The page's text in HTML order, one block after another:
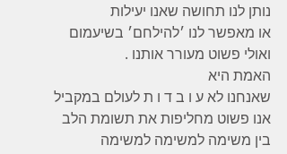
נותן לנו תחושה שאנו יעילות
או מאפשר לנו ׳להילחם׳ בשיעמום
ואולי פשוט מעורר אותנו .
האמת היא
שאנחנו לא ע ו ב ד ו ת לעולם במקביל
אנו פשוט מחליפות את תשומת הלב
בין משימה למשימה למשימה